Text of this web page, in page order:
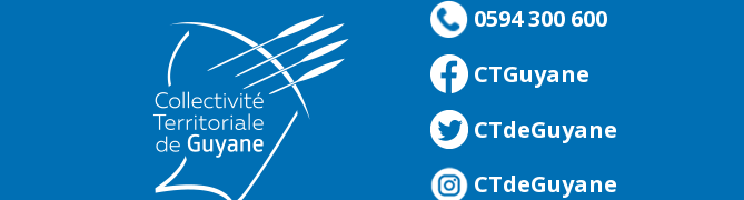
0594 300 600
CTGuyane
CTdeGuyane
CTdeGuyane